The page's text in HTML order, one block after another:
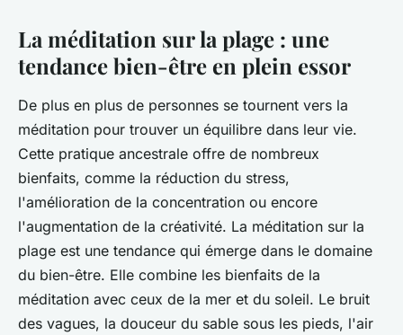
La méditation sur la plage : une
tendance bien-être en plein essor
De plus en plus de personnes se tournent vers la
méditation pour trouver un équilibre dans leur vie.
Cette pratique ancestrale offre de nombreux
bienfaits, comme la réduction du stress,
l'amélioration de la concentration ou encore
l'augmentation de la créativité. La méditation sur la
plage est une tendance qui émerge dans le domaine
du bien-être. Elle combine les bienfaits de la
méditation avec ceux de la mer et du soleil. Le bruit
des vagues, la douceur du sable sous les pieds, l'air